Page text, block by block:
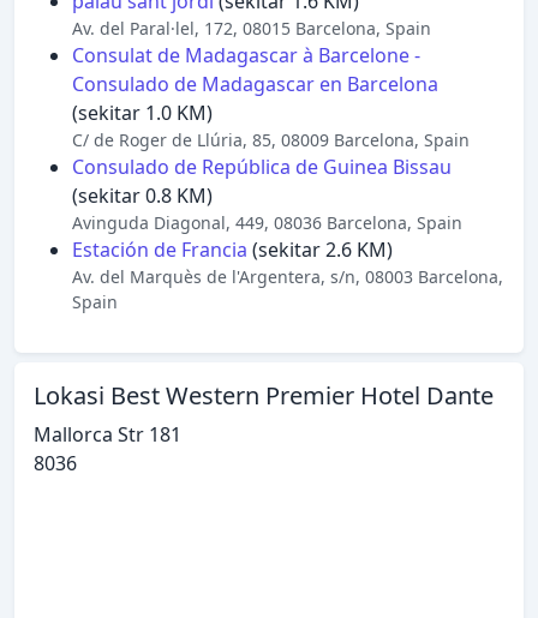
Av. del Paral·lel, 172, 08015 Barcelona, Spain
Consulat de Madagascar à Barcelone -
Consulado de Madagascar en Barcelona
(sekitar 1.0 KM)
C/ de Roger de Llúria, 85, 08009 Barcelona, Spain
Consulado de República de Guinea Bissau
(sekitar 0.8 KM)
Avinguda Diagonal, 449, 08036 Barcelona, Spain
Estación de Francia (sekitar 2.6 KM)
Av. del Marquès de l'Argentera, s/n, 08003 Barcelona,
Spain
Lokasi Best Western Premier Hotel Dante
Mallorca Str 181
8036